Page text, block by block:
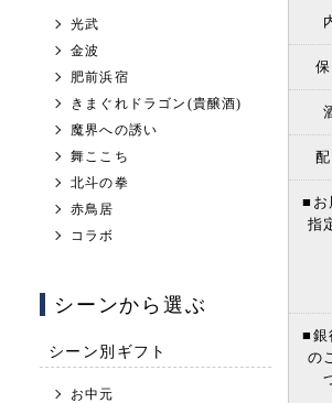
光武
金波
肥前浜宿
きまぐれドラゴン(貴醸酒)
魔界への誘い
舞ここち
北斗の拳
赤鳥居
コラボ
シーンから選ぶ
シーン別ギフト
お中元
■お
指
■銀
の